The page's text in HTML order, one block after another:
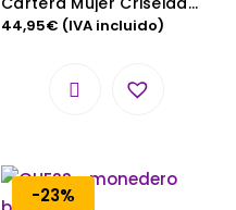
Mini Zip Gris 15x9x2 cm
20WAYP13
44,95€ (IVA incluido)
-23%